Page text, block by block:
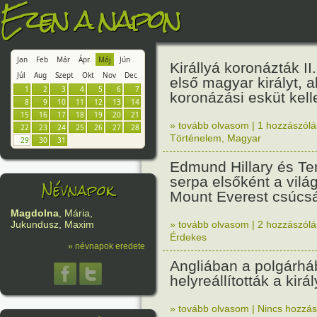
Ezen a napon
Jan Feb Már Ápr Máj
Jún
Júl
Aug Szept Okt Nov
Dec
1
2 3 4 5 6
7
8
9 10 11 12 13
14
15
16 17 18 19 20
21
22
23 24 25 26 27
28
29
30 31
Névnapok
Magdolna, Mária,
Jukundusz, Maxim
» névnapok eredete
Királlyá koronázták
első magyar királyt,
koronázási esküt
» tovább olvasom | 1
Történelem
Magyar
Edmund Hillary és
serpa elsőként a
Mount Everest
» tovább olvasom | 2
Érdekes
Angliában a
helyreállították a
» tovább olvasom | Nincs